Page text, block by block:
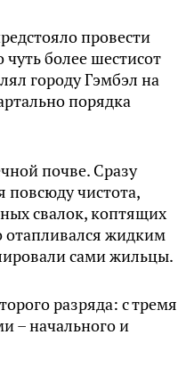
провести
более шестисот
городу Гэмбэл на
порядка
почве. Сразу
повсюду чистота,
свалок, коптящих
отапливался жидким
сами жильцы.
разряда: с тремя
– начального и